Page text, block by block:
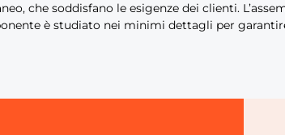
che soddisfano le esigenze dei clienti.
è studiato nei minimi dettagli per